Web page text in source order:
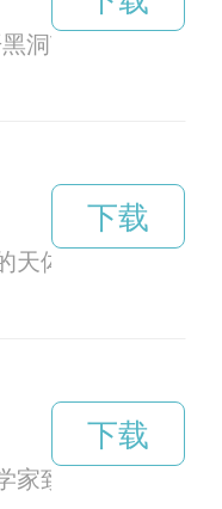
洞VQ的秘密。
体之一。
下载
致力于探索黑洞
下载